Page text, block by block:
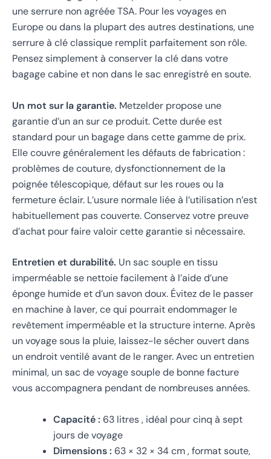
une serrure non agréée TSA. Pour les voyages en
Europe ou dans la plupart des autres destinations, une
serrure à clé classique remplit parfaitement son rôle.
Pensez simplement à conserver la clé dans votre
bagage cabine et non dans le sac enregistré en soute.
Un mot sur la garantie. Metzelder propose une
garantie d’un an sur ce produit. Cette durée est
standard pour un bagage dans cette gamme de prix.
Elle couvre généralement les défauts de fabrication :
problèmes de couture, dysfonctionnement de la
poignée télescopique, défaut sur les roues ou la
fermeture éclair. L’usure normale liée à l’utilisation n’est
habituellement pas couverte. Conservez votre preuve
d’achat pour faire valoir cette garantie si nécessaire.
Entretien et durabilité. Un sac souple en tissu
imperméable se nettoie facilement à l’aide d’une
éponge humide et d’un savon doux. Évitez de le passer
en machine à laver, ce qui pourrait endommager le
revêtement imperméable et la structure interne. Après
un voyage sous la pluie, laissez-le sécher ouvert dans
un endroit ventilé avant de le ranger. Avec un entretien
minimal, un sac de voyage souple de bonne facture
vous accompagnera pendant de nombreuses années.
Capacité : 63 litres , idéal pour cinq à sept
jours de voyage
Dimensions : 63 × 32 × 34 cm , format soute,